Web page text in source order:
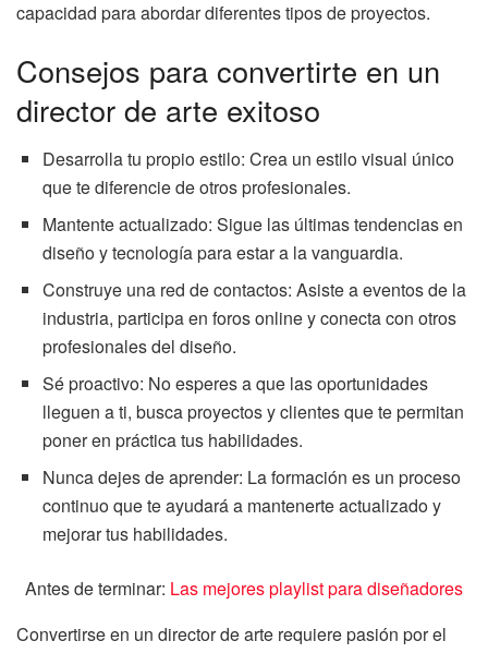
capacidad para abordar diferentes tipos de proyectos.
Consejos para convertirte en un
director de arte exitoso
Desarrolla tu propio estilo: Crea un estilo visual único
que te diferencie de otros profesionales.
Mantente actualizado: Sigue las últimas tendencias en
diseño y tecnología para estar a la vanguardia.
Construye una red de contactos: Asiste a eventos de la
industria, participa en foros online y conecta con otros
profesionales del diseño.
Sé proactivo: No esperes a que las oportunidades
lleguen a ti, busca proyectos y clientes que te permitan
poner en práctica tus habilidades.
Nunca dejes de aprender: La formación es un proceso
continuo que te ayudará a mantenerte actualizado y
mejorar tus habilidades.
Antes de terminar: Las mejores playlist para diseñadores
Convertirse en un director de arte requiere pasión por el